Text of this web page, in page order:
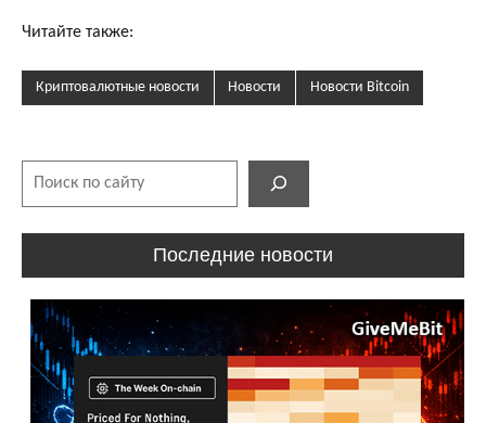
Читайте также:
Криптовалютные новости Новости Новости Bitcoin
Последние новости